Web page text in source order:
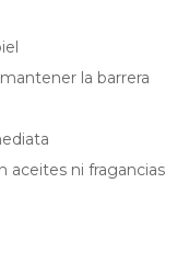
la barrera
aceites ni fragancias